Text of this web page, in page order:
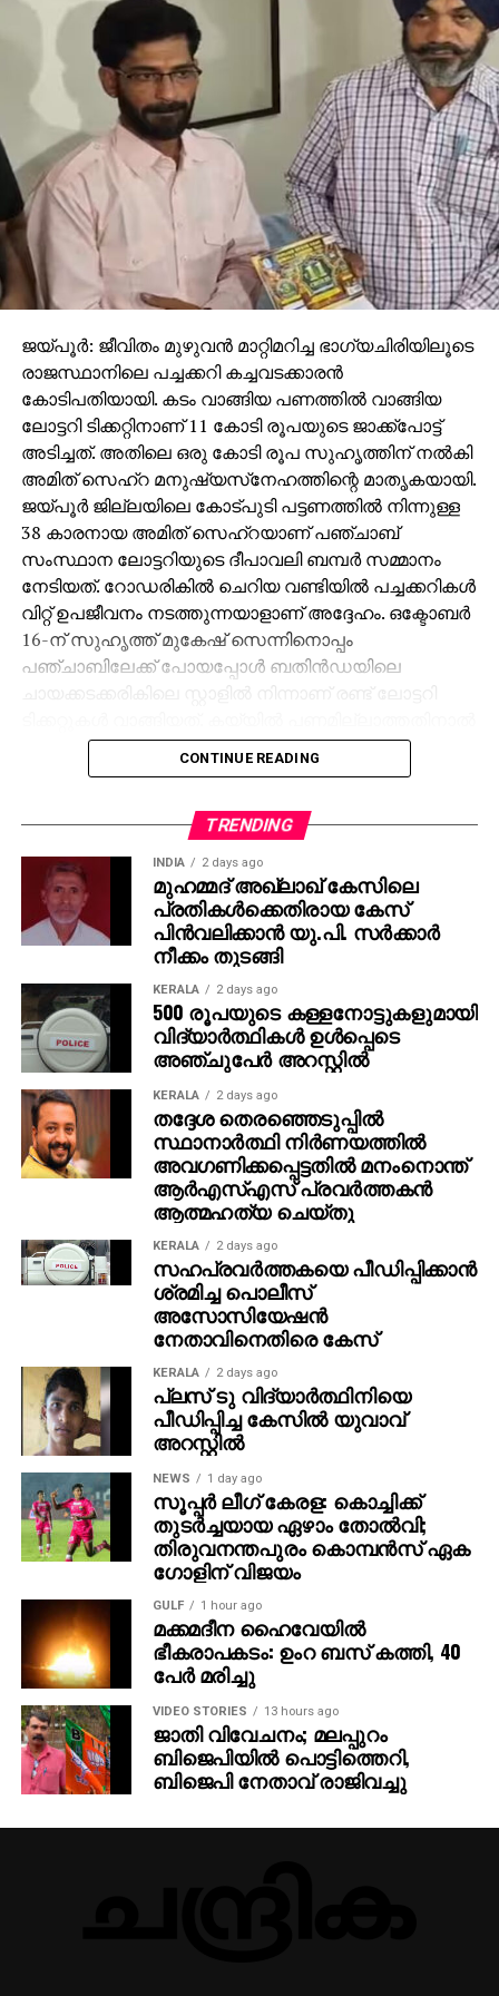
ജയ്പൂര്‍: ജീവിതം മുഴുവന്‍ മാറ്റിമറിച്ച ഭാഗ്യചിരിയിലൂടെ
രാജസ്ഥാനിലെ പച്ചക്കറി കച്ചവടക്കാരന്‍
കോടിപതിയായി. കടം വാങ്ങിയ പണത്തില്‍ വാങ്ങിയ
ലോട്ടറി ടിക്കറ്റിനാണ് 11 കോടി രൂപയുടെ ജാക്ക്‌പോട്ട്
അടിച്ചത്. അതിലെ ഒരു കോടി രൂപ സുഹൃത്തിന് നല്‍കി
അമിത് സെഹ്‌റ മനുഷ്യസ്‌നേഹത്തിന്റെ മാതൃകയായി.
ജയ്പൂര്‍ ജില്ലയിലെ കോട്പുടി പട്ടണത്തില്‍ നിന്നുള്ള
38 കാരനായ അമിത് സെഹ്‌റയാണ് പഞ്ചാബ്
സംസ്ഥാന ലോട്ടറിയുടെ ദീപാവലി ബമ്പര്‍ സമ്മാനം
നേടിയത്. റോഡരികില്‍ ചെറിയ വണ്ടിയില്‍ പച്ചക്കറികള്‍
വിറ്റ് ഉപജീവനം നടത്തുന്നയാളാണ് അദ്ദേഹം. ഒക്ടോബര്‍
16-ന് സുഹൃത്ത് മുകേഷ് സെന്നിനൊപ്പം
പഞ്ചാബിലേക്ക് പോയപ്പോള്‍ ബതിന്‍ഡയിലെ
മുകേഷിനോട് 1000 രൂപ കടം വാങ്ങുകയായിരുന്നു.
ഒക്ടോബര്‍ 31ന് രാത്രി 10 മണിക്ക് മുകേഷിന്റെ ഫോണ്‍
അടിച്ചതറിയുന്നത്. രണ്ടാമത്തെ ടിക്കറ്റിനും 1000 രൂപ
സമ്മാനമായി ലഭിച്ചു. ലോട്ടറി അടിച്ച വിവരം
അറിഞ്ഞപ്പോള്‍ ആദ്യം ഓര്‍ത്തത് സുഹൃത്ത്
മുകേഷിനെയായിരുന്നു. അദ്ദേഹത്തിന്റെ രണ്ട്
പെണ്‍മക്കള്‍ക്ക് 50 ലക്ഷം രൂപ വീതം ആകെ ഒരു കോടി
നല്‍കുമെന്ന് അമിത് പറഞ്ഞു. ‘ പഞ്ചാബിലേക്ക്
വരാന്‍പോലും 8,000 രൂപ കടം വാങ്ങിയിരുന്നു. അത്
ഇപ്പോള്‍ തിരിച്ചടക്കും. കോടിപതിയായെങ്കിലും ഞാന്‍
പഴയപോലെ കച്ചവടം തുടരും. ഭാര്യയുടെ ആഗ്രഹം
പോലെ സ്ഥലം വാങ്ങി വീട് പണിയും ‘ എന്നതായിരുന്നു
അമിതിന്റെ പ്രതികരണം. സാധാരണ മനുഷ്യന്റെ
മനോഹരമായ പങ്കുവെക്കലാണ് ഇപ്പോള്‍ സോഷ്യല്‍
മീഡിയയില്‍ ചര്‍ച്ചയായിരിക്കുന്നത്.
CONTINUE READING
TRENDING
INDIA 2 days ago
മുഹമ്മദ് അഖ്‌ലാഖ് കേസിലെ
പ്രതികള്‍ക്കെതിരായ കേസ്
പിന്‍വലിക്കാന്‍ യു.പി. സര്‍ക്കാര്‍
നീക്കം തുടങ്ങി
KERALA 2 days ago
500 രൂപയുടെ കള്ളനോട്ടുകളുമായി
വിദ്യാര്‍ത്ഥികള്‍ ഉള്‍പ്പെടെ
അഞ്ചുപേര്‍ അറസ്റ്റില്‍
KERALA 2 days ago
തദ്ദേശ തെരഞ്ഞെടുപ്പില്‍
സ്ഥാനാര്‍ത്ഥി നിര്‍ണയത്തില്‍
അവഗണിക്കപ്പെട്ടതില്‍ മനംനൊന്ത്
ആര്‍എസ്എസ് പ്രവര്‍ത്തകന്‍
ആത്മഹത്യ ചെയ്തു
KERALA 2 days ago
സഹപ്രവര്‍ത്തകയെ പീഡിപ്പിക്കാന്‍
ശ്രമിച്ച പൊലീസ്
അസോസിയേഷന്‍
നേതാവിനെതിരെ കേസ്
KERALA 2 days ago
പ്ലസ് ടു വിദ്യാര്‍ത്ഥിനിയെ
പീഡിപ്പിച്ച കേസില്‍ യുവാവ്
അറസ്റ്റില്‍
NEWS 1 day ago
സൂപ്പര്‍ ലീഗ് കേരള: കൊച്ചിക്ക്
തുടര്‍ച്ചയായ ഏഴാം തോല്‍വി;
തിരുവനന്തപുരം കൊമ്പന്‍സ് ഏക
ഗോളിന് വിജയം
GULF 1 hour ago
മക്കമദീന ഹൈവേയില്‍
ഭീകരാപകടം: ഉംറ ബസ് കത്തി, 40
പേര്‍ മരിച്ചു
VIDEO STORIES 13 hours ago
ജാതി വിവേചനം; മലപ്പുറം
ബിജെപിയില്‍ പൊട്ടിത്തെറി,
ബിജെപി നേതാവ് രാജിവച്ചു